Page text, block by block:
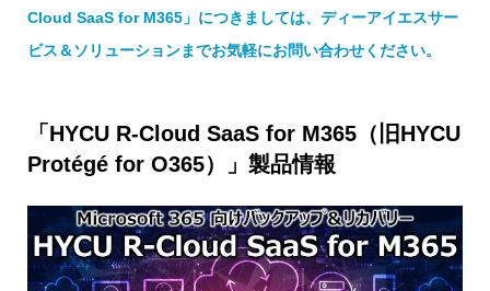
Cloud SaaS for M365」につきましては、ディーアイエスサー
ビス＆ソリューションまでお気軽にお問い合わせください。
「HYCU R-Cloud SaaS for M365（旧HYCU
Protégé for O365）」製品情報